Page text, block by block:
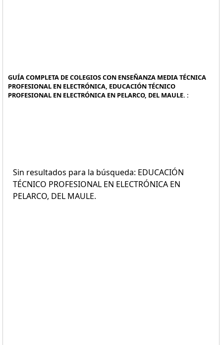
GUÍA COMPLETA DE COLEGIOS CON ENSEÑANZA MEDIA TÉCNICA
PROFESIONAL EN ELECTRÓNICA, EDUCACIÓN TÉCNICO
PROFESIONAL EN ELECTRÓNICA EN PELARCO, DEL MAULE. :
Sin resultados para la búsqueda: EDUCACIÓN
TÉCNICO PROFESIONAL EN ELECTRÓNICA EN
PELARCO, DEL MAULE.